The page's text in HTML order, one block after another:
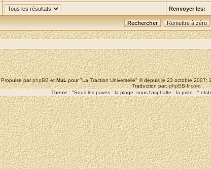
Renvoyer les:
--
Propulse parphpBBetMuLpour "La Traction Universelle" © depuis le 23 octobre
Traduction par:phpBB-fr.com
Theme : "Sous les paves : la plage; sous l'asphalte : la piste..."